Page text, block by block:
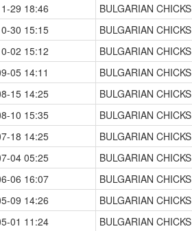
29 18:46
BULGARIAN CHICKS
30 15:15
BULGARIAN CHICKS
02 15:12
BULGARIAN CHICKS
05 14:11
BULGARIAN CHICKS
15 14:25
BULGARIAN CHICKS
10 15:35
BULGARIAN CHICKS
18 14:25
BULGARIAN CHICKS
04 05:25
BULGARIAN CHICKS
06 16:07
BULGARIAN CHICKS
09 14:26
BULGARIAN CHICKS
01 11:24
BULGARIAN CHICKS